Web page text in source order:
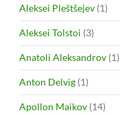
Aleksei Pleštšejev (1)
Aleksei Tolstoi (3)
Anatoli Aleksandrov (1)
Anton Delvig (1)
Apollon Maikov (14)